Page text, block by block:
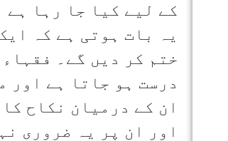
کے لیے کیا جا رہا
یہ بات ہوتی ہے کہ
ختم کر دیں گے۔
درست ہو جاتا ہے اور
ان کے درمیان نکاح
اور ان پر یہ ضروری